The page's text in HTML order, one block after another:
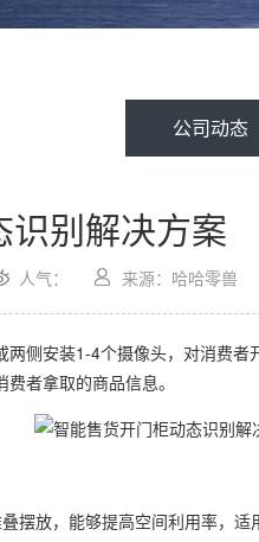
公司动态
别解决方案
人气： 来源：哈哈零兽
侧安装1-4个摄像头，对消费者
者拿取的商品信息。
放，能够提高空间利用率，适